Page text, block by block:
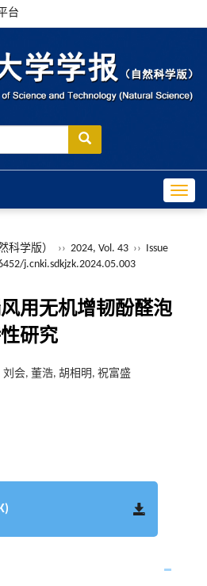
台
科学版） ›› 2024, Vol. 43 ›› Issue
j.cnki.sdkjzk.2024.05.003
用无机增韧酚醛泡
研究
会, 董浩, 胡相明, 祝富盛